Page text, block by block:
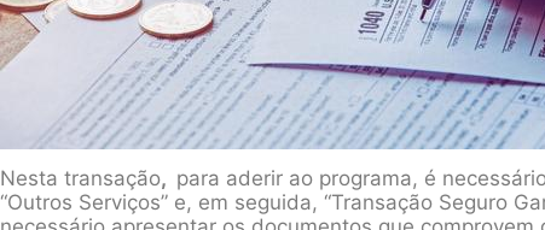
Nesta transação, para aderir ao programa, é
“Outros Serviços” e, em seguida, “Transação Seguro